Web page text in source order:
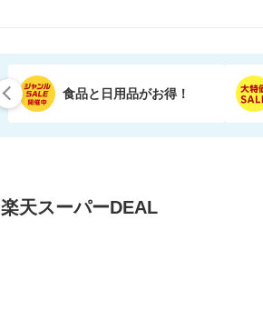
食品と日用品がお得！
楽天スーパーDEAL